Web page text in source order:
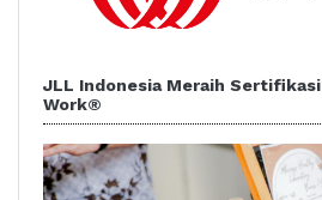
JLL Indonesia Meraih
Work®